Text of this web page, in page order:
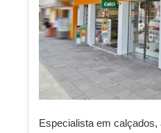
Especialista em